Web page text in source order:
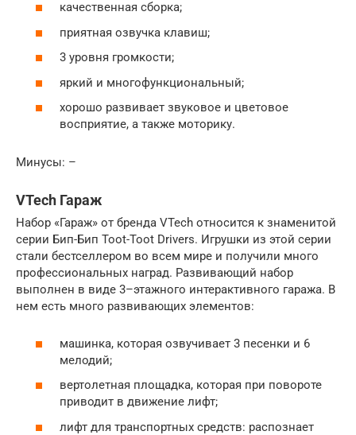
качественная сборка;
приятная озвучка клавиш;
3 уровня громкости;
яркий и многофункциональный;
хорошо развивает звуковое и цветовое
восприятие, а также моторику.
Минусы: –
VTech Гараж
Набор «Гараж» от бренда VTech относится к знаменитой
серии Бип-Бип Toot-Toot Drivers. Игрушки из этой серии
стали бестселлером во всем мире и получили много
профессиональных наград. Развивающий набор
выполнен в виде 3–этажного интерактивного гаража. В
нем есть много развивающих элементов:
машинка, которая озвучивает 3 песенки и 6
мелодий;
вертолетная площадка, которая при повороте
приводит в движение лифт;
лифт для транспортных средств: распознает